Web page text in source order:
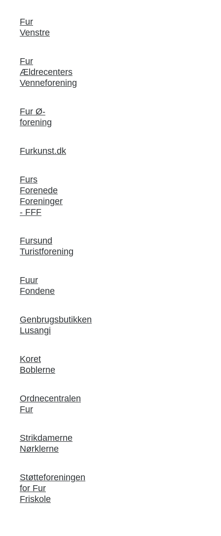
Fur
Venstre
Fur
Ældrecenters
Venneforening
Fur Ø-
forening
Furkunst.dk
Furs
Forenede
Foreninger
- FFF
Fursund
Turistforening
Fuur
Fondene
Genbrugsbutikken
Lusangi
Koret
Boblerne
Ordnecentralen
Fur
Strikdamerne
Nørklerne
Støtteforeningen
for Fur
Friskole